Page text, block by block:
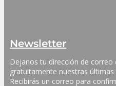
Newsletter
Dejanos tu dirección de correo
gratuitamente nuestras últimas
Recibirás un correo para